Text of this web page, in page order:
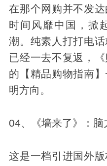
在那个网购并不发
时间风靡中国，掀
潮。纯素人打打电
已经一去不复返，
的【精品购物指南
明方向。
04、《墙来了》：脑
这是一档引进国外